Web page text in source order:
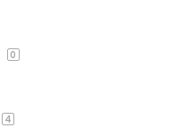
0
4